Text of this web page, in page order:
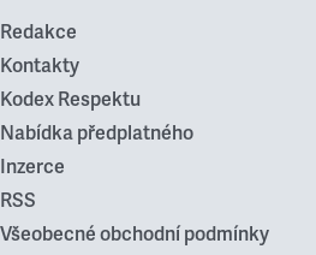
Redakce
Kontakty
Kodex Respektu
Nabídka předplatného
Inzerce
RSS
Všeobecné obchodní podmínky